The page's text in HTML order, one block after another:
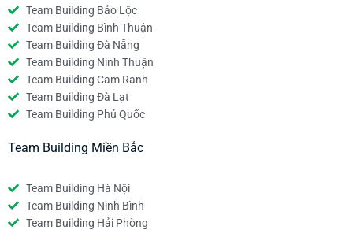
Team Building Bảo Lộc
Team Building Bình Thuận
Team Building Đà Nẵng
Team Building Ninh Thuận
Team Building Cam Ranh
Team Building Đà Lạt
Team Building Phú Quốc
Team Building Miền Bắc
Team Building Hà Nội
Team Building Ninh Bình
Team Building Hải Phòng